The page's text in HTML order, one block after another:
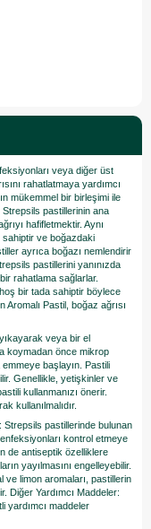
veya diğer üst
rahatlatmaya yardımcı
mükemmel bir birleşimi ile
Strepsils pastillerinin ana
hafifletmektir. Aynı
sahiptir ve boğazdaki
ayrıca boğazı nemlendirir
pastillerini yanınızda
rahatlama sağlarlar.
bir tada sahiptir böylece
Aromalı Pastil, boğaz ağrısı
veya bir el
koymadan önce mikrop
emmeye başlayın. Pastili
Genellikle, yetişkinler ve
kullanmanızı önerir.
kullanılmalıdır.
pastillerinde bulunan
kontrol etmeye
de antiseptik özelliklere
yayılmasını engelleyebilir.
ve limon aromaları, pastillerin
Diğer Yardımcı Maddeler:
yardımcı maddeler